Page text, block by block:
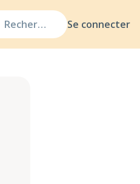
Se connecter